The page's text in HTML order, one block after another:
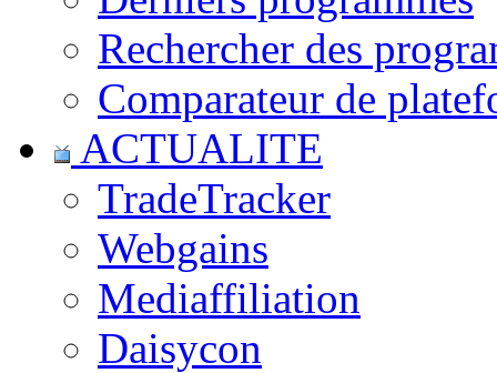
Rechercher des
Comparateur de
ACTUALITE
TradeTracker
Webgains
Mediaffiliation
Daisycon